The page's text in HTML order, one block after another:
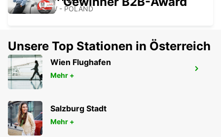
GOLENIOW - POLAND
FLUGHAFEN RØNNE (INSEL BORNHOLM)
RONNE - DENMARK
Unsere Top Stationen in Österreich
Wien Flughafen
Mehr +
Salzburg Stadt
Mehr +